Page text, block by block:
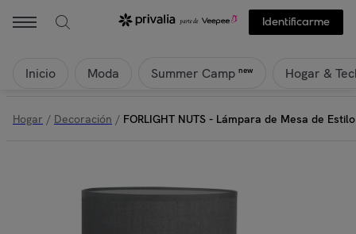
Identificarme
Inicio Moda Summer Camp new Hogar &
Hogar / Decoración / FORLIGHT NUTS - Lámpara de Mesa de